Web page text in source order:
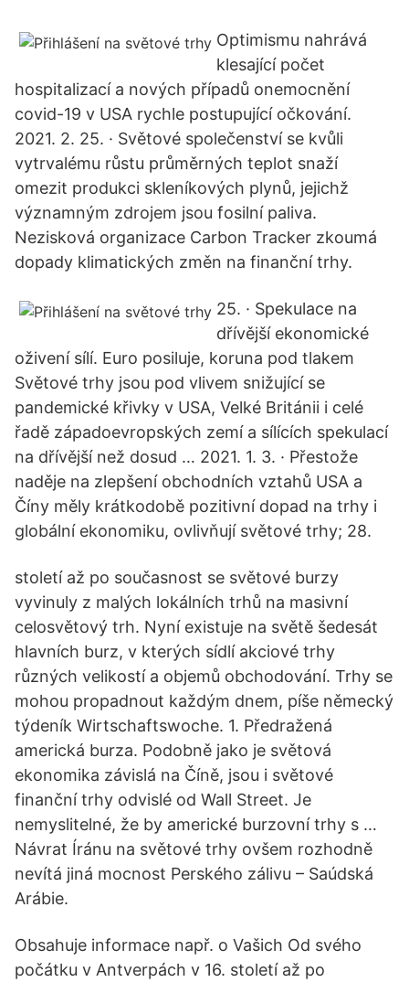
Optimismu nahrává
klesající počet
hospitalizací a nových případů onemocnění
covid-19 v USA rychle postupující očkování.
2021. 2. 25. · Světové společenství se kvůli
vytrvalému růstu průměrných teplot snaží
omezit produkci skleníkových plynů, jejichž
významným zdrojem jsou fosilní paliva.
Nezisková organizace Carbon Tracker zkoumá
dopady klimatických změn na finanční trhy.
25. · Spekulace na
dřívější ekonomické
oživení sílí. Euro posiluje, koruna pod tlakem
Světové trhy jsou pod vlivem snižující se
pandemické křivky v USA, Velké Británii i celé
řadě západoevropských zemí a sílících spekulací
na dřívější než dosud … 2021. 1. 3. · Přestože
naděje na zlepšení obchodních vztahů USA a
Číny měly krátkodobě pozitivní dopad na trhy i
globální ekonomiku, ovlivňují světové trhy; 28.
století až po současnost se světové burzy
vyvinuly z malých lokálních trhů na masivní
celosvětový trh. Nyní existuje na světě šedesát
hlavních burz, v kterých sídlí akciové trhy
různých velikostí a objemů obchodování. Trhy se
mohou propadnout každým dnem, píše německý
týdeník Wirtschaftswoche. 1. Předražená
americká burza. Podobně jako je světová
ekonomika závislá na Číně, jsou i světové
finanční trhy odvislé od Wall Street. Je
nemyslitelné, že by americké burzovní trhy s …
Návrat Íránu na světové trhy ovšem rozhodně
nevítá jiná mocnost Perského zálivu – Saúdská
Arábie.
Obsahuje informace např. o Vašich Od svého
počátku v Antverpách v 16. století až po